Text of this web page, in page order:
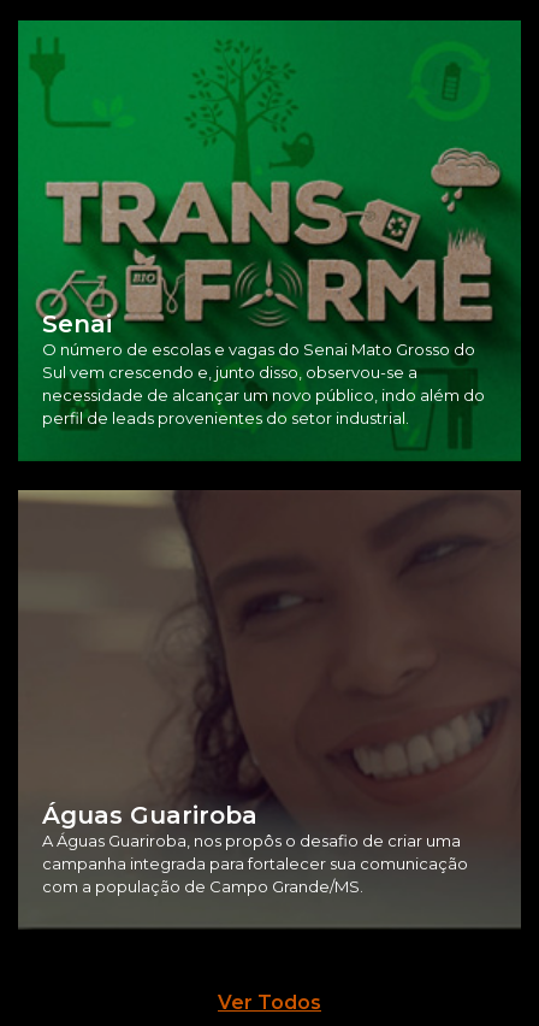
Senai
O número de escolas e vagas do Senai Mato Grosso do
Sul vem crescendo e, junto disso, observou-se a
necessidade de alcançar um novo público, indo além do
perfil de leads provenientes do setor industrial.
Águas Guariroba
A Águas Guariroba, nos propôs o desafio de criar uma
campanha integrada para fortalecer sua comunicação
com a população de Campo Grande/MS.
Ver Todos